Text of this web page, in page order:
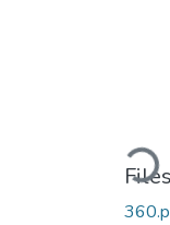
Loading...
Files